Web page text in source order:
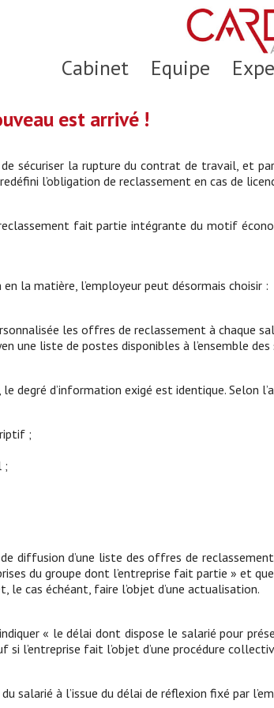
Cabinet Equipe
est arrivé !
sécuriser la rupture du contrat de travail, et
l’obligation de reclassement en cas de
fait partie intégrante du motif
la matière, l’employeur peut désormais choisir :
les offres de reclassement à chaque
une liste de postes disponibles à l’ensemble des
le degré d’information exigé est identique.
;
;
diffusion d’une liste des offres de
du groupe dont l’entreprise fait partie » et
cas échéant, faire l’objet d’une actualisation.
« le délai dont dispose le salarié pour
si l’entreprise fait l’objet d’une procédure
du salarié à l’issue du délai de réflexion fixé par